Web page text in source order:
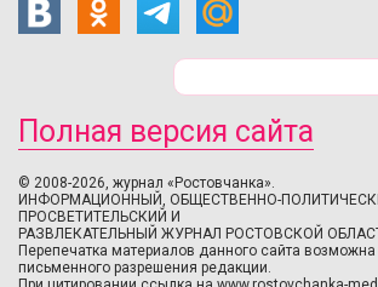
Полная версия сайта
© 2008-2026, журнал «Ростовчанка».
ИНФОРМАЦИОННЫЙ, ОБЩЕСТВЕННО-
ПРОСВЕТИТЕЛЬСКИЙ И
РАЗВЛЕКАТЕЛЬНЫЙ ЖУРНАЛ РОСТОВСКОЙ
Перепечатка материалов данного сайта возможна
письменного разрешения редакции.